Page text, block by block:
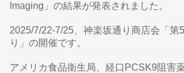
Imaging」の結果が発表されました。
2025/7/22-7/25、神楽坂通り商店会「第
り」の開催です。
アメリカ食品衛生局、経口PCSK9阻害